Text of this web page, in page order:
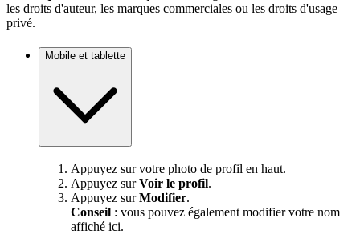
les droits d'auteur, les marques commerciales ou les droits d'usage
privé.
Mobile et tablette
Appuyez sur votre photo de profil en haut.
Appuyez surVoir le profil.
Appuyez surModifier.
Conseil : vous pouvez également modifier votre nom
affiché ici.